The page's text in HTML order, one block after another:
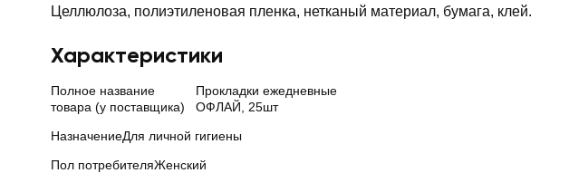
Целлюлоза, полиэтиленовая пленка, нетканый материал, бумага, клей.
Характеристики
Полное название
товара (у поставщика)
Прокладки ежедневные
ОФЛАЙ, 25шт
НазначениеДля личной гигиены
Пол потребителяЖенский